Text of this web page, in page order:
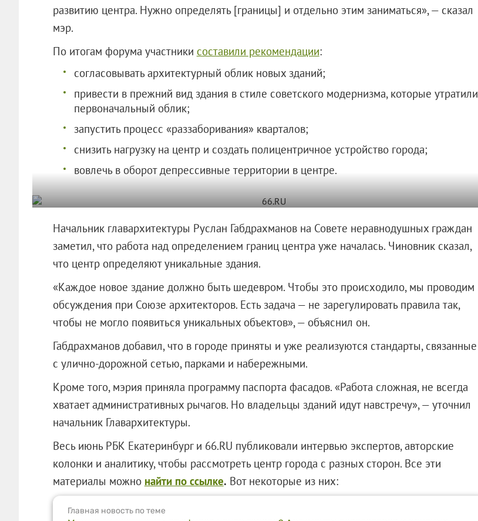
развитию центра. Нужно определять [границы] и отдельно этим заниматься», — сказал
мэр.
По итогам форума участники составили рекомендации:
согласовывать архитектурный облик новых зданий;
привести в прежний вид здания в стиле советского модернизма, которые утратили
первоначальный облик;
запустить процесс «раззаборивания» кварталов;
снизить нагрузку на центр и создать полицентричное устройство города;
вовлечь в оборот депрессивные территории в центре.
Начальник главархитектуры Руслан Габдрахманов на Совете неравнодушных граждан
заметил, что работа над определением границ центра уже началась. Чиновник сказал,
что центр определяют уникальные здания.
«Каждое новое здание должно быть шедевром. Чтобы это происходило, мы проводим
обсуждения при Союзе архитекторов. Есть задача — не зарегулировать правила так,
чтобы не могло появиться уникальных объектов», — объяснил он.
Габдрахманов добавил, что в городе приняты и уже реализуются стандарты, связанные
с улично-дорожной сетью, парками и набережными.
Кроме того, мэрия приняла программу паспорта фасадов. «Работа сложная, не всегда
хватает административных рычагов. Но владельцы зданий идут навстречу», — уточнил
начальник Главархитектуры.
Весь июнь РБК Екатеринбург и 66.RU публиковали интервью экспертов, авторские
колонки и аналитику, чтобы рассмотреть центр города с разных сторон. Все эти
материалы можно найти по ссылке. Вот некоторые из них:
Главная новость по теме